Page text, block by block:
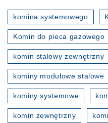
komina systemowego
Komin do pieca gazowego
komin stalowy zewnętrzny
kominy modułowe stalowe
kominy systemowe
komin zewnętrzny